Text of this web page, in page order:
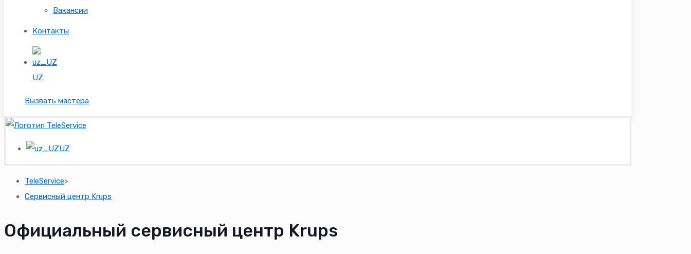
Вакансии
Контакты
UZ
Вызвать мастера
UZ
TeleService>
Сервисный центр Krups
Официальный сервисный центр Krups